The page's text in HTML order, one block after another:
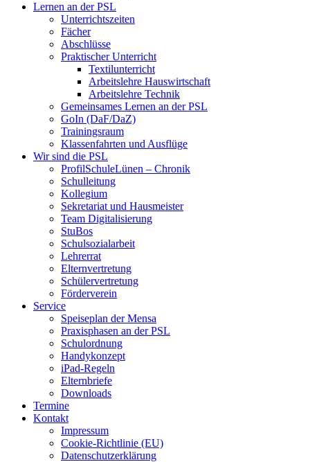
Lernen an der PSL
Unterrichtszeiten
Fächer
Abschlüsse
Praktischer Unterricht
Textilunterricht
Arbeitslehre Hauswirtschaft
Arbeitslehre Technik
Gemeinsames Lernen an der PSL​
GoIn (DaF/DaZ)
Trainingsraum
Klassenfahrten und Ausflüge
Wir sind die PSL
ProfilSchuleLünen – Chronik
Schulleitung
Kollegium
Sekretariat und Hausmeister
Team Digitalisierung
StuBos
Schulsozialarbeit
Lehrerrat
Elternvertretung
Schülervertretung
Förderverein
Service
Speiseplan der Mensa
Praxisphasen an der PSL
Schulordnung
Handykonzept
iPad-Regeln
Elternbriefe
Downloads
Termine
Kontakt
Impressum
Cookie-Richtlinie (EU)
Datenschutzerklärung